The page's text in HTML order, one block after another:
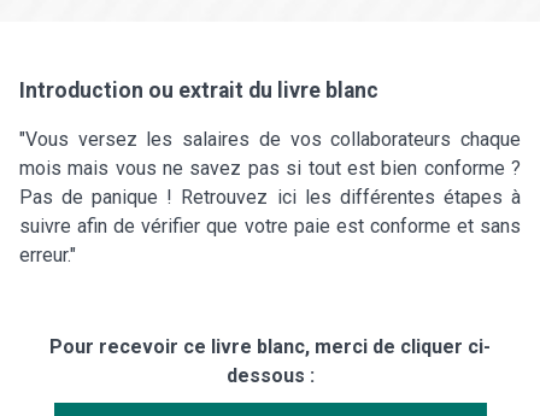
Introduction ou extrait du livre blanc
"Vous versez les salaires de vos collaborateurs chaque
mois mais vous ne savez pas si tout est bien conforme ?
Pas de panique ! Retrouvez ici les différentes étapes à
suivre afin de vérifier que votre paie est conforme et sans
erreur."
Pour recevoir ce livre blanc, merci de cliquer ci-
dessous :